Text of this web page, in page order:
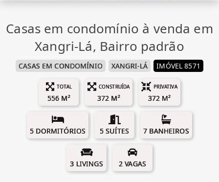
Casas em condomínio à venda em
Xangri-Lá, Bairro padrão
CASAS EM CONDOMÍNIO XANGRI-LÁ IMÓVEL 8571
TOTAL
556 M²
CONSTRUÍDA
372 M²
PRIVATIVA
372 M²
5 DORMITÓRIOS 5 SUÍTES 7 BANHEIROS
3 LIVINGS 2 VAGAS